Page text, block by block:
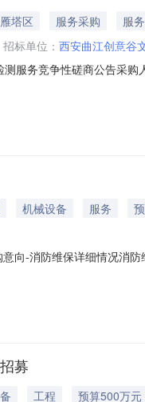
塔区 服务采购
服务
招标单位： 西安曲江创意谷
服务竞争性磋商公告采
项目名称：创意谷项目
机械设备 服务
向-消防维保详细情况消
系统、消防控制中心、消
募
工程
预算500万元